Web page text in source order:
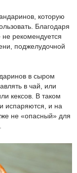
которую
Благодаря
рекомендуется
поджелудочной
в сыром
в чай, или
кексов. В таком
испаряются, и на
не «опасный» для